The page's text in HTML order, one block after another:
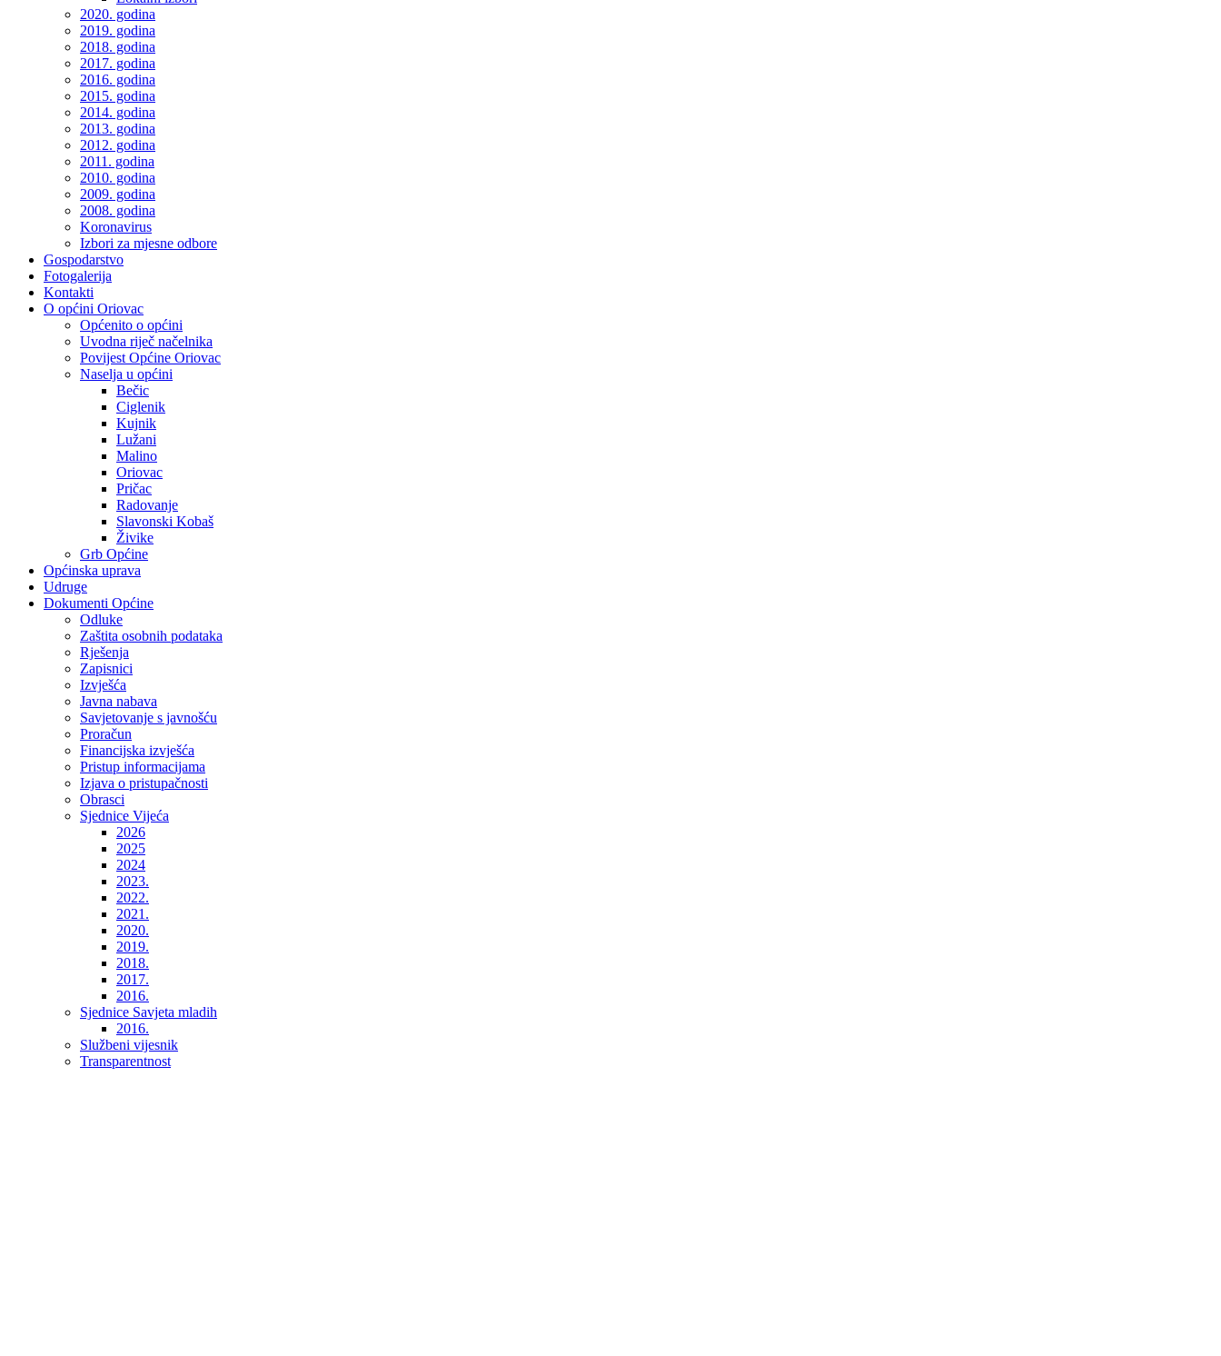
2020. godina
2019. godina
2018. godina
2017. godina
2016. godina
2015. godina
2014. godina
2013. godina
2012. godina
2011. godina
2010. godina
2009. godina
2008. godina
Koronavirus
Izbori za mjesne odbore
Gospodarstvo
Fotogalerija
Kontakti
O općini Oriovac
Općenito o općini
Uvodna riječ načelnika
Povijest Općine Oriovac
Naselja u općini
Bečic
Ciglenik
Kujnik
Lužani
Malino
Oriovac
Pričac
Radovanje
Slavonski Kobaš
Živike
Grb Općine
Općinska uprava
Udruge
Dokumenti Općine
Odluke
Zaštita osobnih podataka
Rješenja
Zapisnici
Izvješća
Javna nabava
Savjetovanje s javnošću
Proračun
Financijska izvješća
Pristup informacijama
Izjava o pristupačnosti
Obrasci
Sjednice Vijeća
2026
2025
2024
2023.
2022.
2021.
2020.
2019.
2018.
2017.
2016.
Sjednice Savjeta mladih
2016.
Službeni vijesnik
Transparentnost